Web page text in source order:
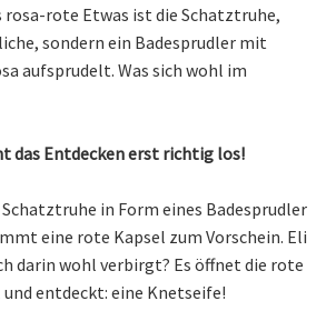
rosa-rote Etwas ist die Schatztruhe,
sondern ein Badesprudler mit
aufsprudelt. Was sich wohl im
das Entdecken erst richtig los!
in Form eines Badesprudler
eine rote Kapsel zum Vorschein. Eli
darin wohl verbirgt? Es öffnet die rote
und entdeckt: eine Knetseife!